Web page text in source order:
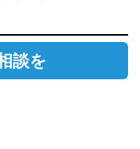
談を